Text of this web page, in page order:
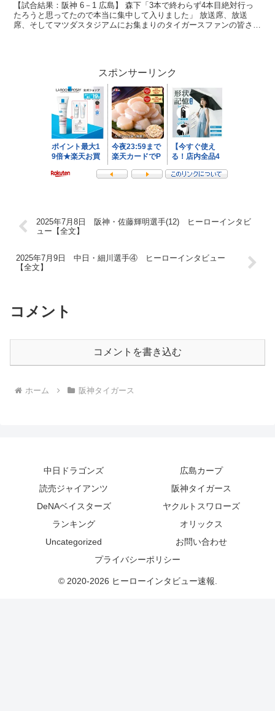
【試合結果：阪神 6－1 広島】 森下「3本で終わらず4本目絶対行っ
たろうと思ってたので本当に集中して入りました」 放送席、放送
席、そしてマツダスタジアムにお集まりのタイガースファンの皆さ
スポンサーリンク
2025年7月8日 阪神・佐藤輝明選手(12) ヒーローインタビ
ュー【全文】
2025年7月9日 中日・細川選手④ ヒーローインタビュー
【全文】
コメント
コメントを書き込む
ホーム 阪神タイガース
中日ドラゴンズ
広島カープ
読売ジャイアンツ
阪神タイガース
DeNAベイスターズ
ヤクルトスワローズ
ランキング
オリックス
Uncategorized
お問い合わせ
プライバシーポリシー
© 2020-2026 ヒーローインタビュー速報.